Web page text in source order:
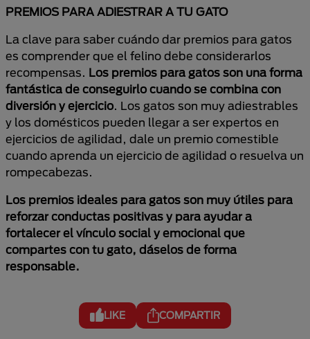
PREMIOS PARA ADIESTRAR A TU GATO
La clave para saber cuándo dar premios para gatos
es comprender que el felino debe considerarlos
recompensas. Los premios para gatos son una forma
fantástica de conseguirlo cuando se combina con
diversión y ejercicio. Los gatos son muy adiestrables
y los domésticos pueden llegar a ser expertos en
ejercicios de agilidad, dale un premio comestible
cuando aprenda un ejercicio de agilidad o resuelva un
rompecabezas.
Los premios ideales para gatos son muy útiles para
reforzar conductas positivas y para ayudar a
fortalecer el vínculo social y emocional que
compartes con tu gato, dáselos de forma
responsable.
LIKE COMPARTIR